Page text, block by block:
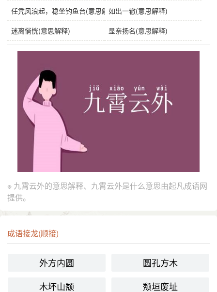
任凭风浪起，稳坐钓鱼台(意思解释)如出一辙(意思解释)
迷离惝恍(意思解释) 显亲扬名(意思解释)
※ 九霄云外的意思解释、九霄云外是什么意思由起凡成语网
提供。
成语接龙(顺接)
外方内圆
圆孔方木
木坏山颓
颓垣废址